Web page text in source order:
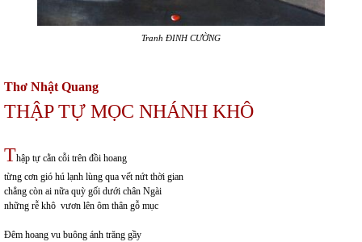
Tranh ĐINH CƯỜNG
Thơ Nhật Quang
THẬP TỰ MỌC NHÁNH KHÔ
Thập tự cằn cỗi trên đồi hoang
từng cơn gió hú lạnh lùng qua vết nứt thời gian
chẳng còn ai nữa quỳ gối dưới chân Ngài
những rễ khô vươn lên ôm thân gỗ mục
Đêm hoang vu buông ánh trăng gầy